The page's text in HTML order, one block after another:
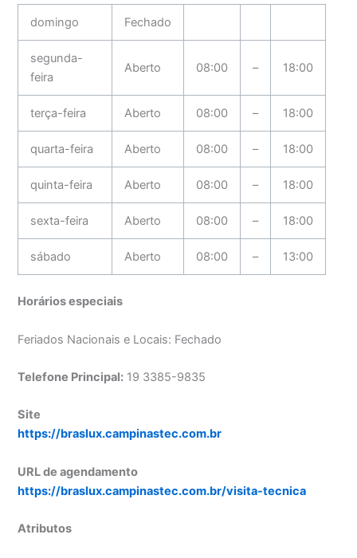
domingo Fechado
segunda-
feira
Aberto 08:00 – 18:00
terça-feira Aberto 08:00 – 18:00
quarta-feira Aberto 08:00 – 18:00
quinta-feira Aberto 08:00 – 18:00
sexta-feira Aberto 08:00 – 18:00
sábado Aberto 08:00 – 13:00
Horários especiais
Feriados Nacionais e Locais: Fechado
Telefone Principal: 19 3385-9835
Site
https://braslux.campinastec.com.br
URL de agendamento
https://braslux.campinastec.com.br/visita-tecnica
Atributos